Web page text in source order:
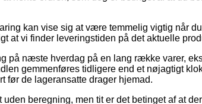
kan vise sig at være temmelig vigtig når
at vi finder leveringstiden på det aktuelle
på næste hverdag på en lang række varer,
gemmenføres tidligere end et nøjagtigt
før de lageransatte drager hjemad.
beregning, men tit er det betinget af at